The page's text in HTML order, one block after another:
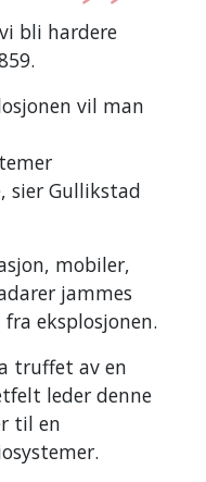
bli hardere
vil man
sier Gullikstad
mobiler,
jammes
eksplosjonen.
truffet av en
leder denne
til en